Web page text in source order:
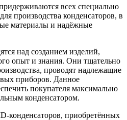
всех специально
производства конденсаторов, в
материалы и надёжные
над созданием изделий,
опыт и знания. Они тщательно
проводят надлежащие
приборов. Данное
покупателя максимально
конденсатором.
конденсаторов, приобретённых